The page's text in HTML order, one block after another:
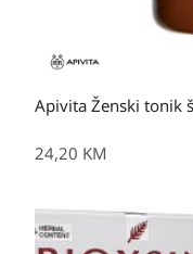
Apivita Ženski tonik
24,20 KM